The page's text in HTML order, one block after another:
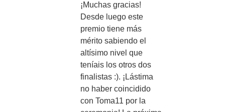
¡Muchas gracias!
Desde luego este
premio tiene más
mérito sabiendo el
altísimo nivel que
teníais los otros dos
finalistas :). ¡Lástima
no haber coincidido
con Toma11 por la